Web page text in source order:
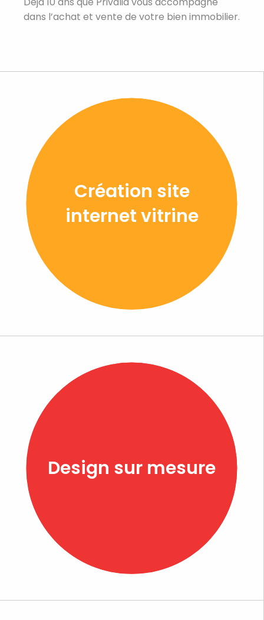
dans l’achat et vente de votre bien immobilier.
Création site
internet vitrine
Design sur mesure